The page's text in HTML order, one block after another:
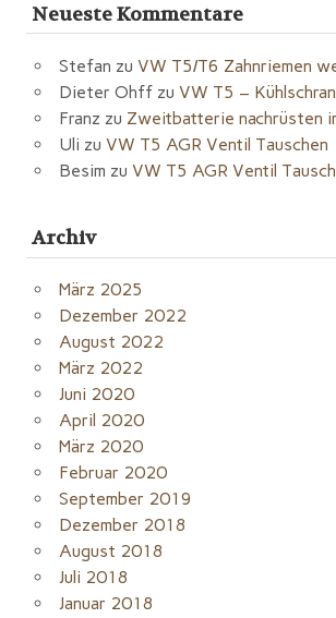
Neueste Kommentare
Stefan zu VW T5/T6 Zahnriemen
Dieter Ohff zu VW T5 –
Franz zu Zweitbatterie nachrüsten
Uli zu VW T5 AGR Ventil Tauschen
Besim zu VW T5 AGR Ventil
Archiv
März 2025
Dezember 2022
August 2022
März 2022
Juni 2020
April 2020
März 2020
Februar 2020
September 2019
Dezember 2018
August 2018
Juli 2018
Januar 2018